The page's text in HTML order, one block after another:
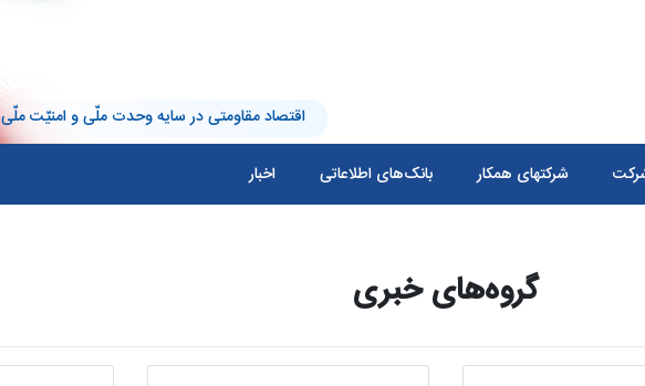
اقتصاد مقاومتی در سایه وحدت ملّی و امنیّت ملّی
شرکتهای همکار بانک‌های اطلاعاتی اخبار
گروه‌های خبری